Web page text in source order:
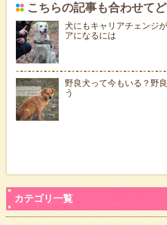
こちらの記事も合わせて
犬にもキャリアチェンジ
アになるには
野良犬って今もいる？野
う